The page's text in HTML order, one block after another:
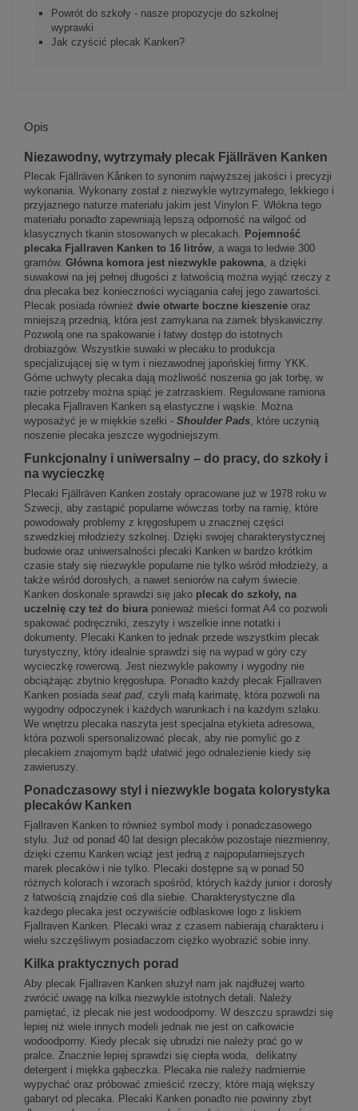
Powrót do szkoły - nasze propozycje do szkolnej
wyprawki
Jak czyścić plecak Kanken?
Opis
Niezawodny, wytrzymały plecak Fjällräven Kanken
Plecak Fjällräven Kånken to synonim najwyższej jakości i precyzji
wykonania. Wykonany został z niezwykle wytrzymałego, lekkiego i
przyjaznego naturze materiału jakim jest Vinylon F. Włókna tego
materiału ponadto zapewniają lepszą odporność na wilgoć od
klasycznych tkanin stosowanych w plecakach. Pojemność
plecaka Fjallraven Kanken to 16 litrów, a waga to ledwie 300
gramów. Główna komora jest niezwykle pakowna, a dzięki
suwakowi na jej pełnej długości z łatwością można wyjąć rzeczy z
dna plecaka bez konieczności wyciągania całej jego zawartości.
Plecak posiada również dwie otwarte boczne kieszenie oraz
mniejszą przednią, która jest zamykana na zamek błyskawiczny.
Pozwolą one na spakowanie i łatwy dostęp do istotnych
drobiazgów. Wszystkie suwaki w plecaku to produkcja
specjalizującej się w tym i niezawodnej japońskiej firmy YKK.
Górne uchwyty plecaka dają możliwość noszenia go jak torbę, w
razie potrzeby można spiąć je zatrzaskiem. Regulowane ramiona
plecaka Fjallraven Kanken są elastyczne i wąskie. Można
wyposażyć je w miękkie szelki - Shoulder Pads, które uczynią
noszenie plecaka jeszcze wygodniejszym.
Funkcjonalny i uniwersalny – do pracy, do szkoły i
na wycieczkę
Plecaki Fjällräven Kanken zostały opracowane już w 1978 roku w
Szwecji, aby zastąpić popularne wówczas torby na ramię, które
powodowały problemy z kręgosłupem u znacznej części
szwedzkiej młodzieży szkolnej. Dzięki swojej charakterystycznej
budowie oraz uniwersalności plecaki Kanken w bardzo krótkim
czasie stały się niezwykle popularne nie tylko wśród młodzieży, a
także wśród dorosłych, a nawet seniorów na całym świecie.
Kanken doskonale sprawdzi się jako plecak do szkoły, na
uczelnię czy też do biura ponieważ mieści format A4 co pozwoli
spakować podręczniki, zeszyty i wszelkie inne notatki i
dokumenty. Plecaki Kanken to jednak przede wszystkim plecak
turystyczny, który idealnie sprawdzi się na wypad w góry czy
wycieczkę rowerową. Jest niezwykle pakowny i wygodny nie
obciążając zbytnio kręgosłupa. Ponadto każdy plecak Fjallraven
Kanken posiada seat pad, czyli małą karimatę, która pozwoli na
wygodny odpoczynek i każdych warunkach i na każdym szlaku.
We wnętrzu plecaka naszyta jest specjalna etykieta adresowa,
która pozwoli spersonalizować plecak, aby nie pomylić go z
plecakiem znajomym bądź ułatwić jego odnalezienie kiedy się
zawieruszy.
Ponadczasowy styl i niezwykle bogata kolorystyka
plecaków Kanken
Fjallraven Kanken to również symbol mody i ponadczasowego
stylu. Już od ponad 40 lat design plecaków pozostaje niezmienny,
dzięki czemu Kanken wciąż jest jedną z najpopularniejszych
marek plecaków i nie tylko. Plecaki dostępne są w ponad 50
różnych kolorach i wzorach spośród, których każdy junior i dorosły
z łatwością znajdzie coś dla siebie. Charakterystyczne dla
każdego plecaka jest oczywiście odblaskowe logo z liskiem
Fjallraven Kanken. Plecaki wraz z czasem nabierają charakteru i
wielu szczęśliwym posiadaczom ciężko wyobrazić sobie inny.
Kilka praktycznych porad
Aby plecak Fjallraven Kanken służył nam jak najdłużej warto
zwrócić uwagę na kilka niezwykle istotnych detali. Należy
pamiętać, iż plecak nie jest wodoodporny. W deszczu sprawdzi się
lepiej niż wiele innych modeli jednak nie jest on całkowicie
wodoodporny. Kiedy plecak się ubrudzi nie należy prać go w
pralce. Znacznie lepiej sprawdzi się ciepła woda, delikatny
detergent i miękka gąbeczka. Plecaka nie należy nadmiernie
wypychać oraz próbować zmieścić rzeczy, które mają większy
gabaryt od plecaka. Plecaki Kanken ponadto nie powinny zbyt